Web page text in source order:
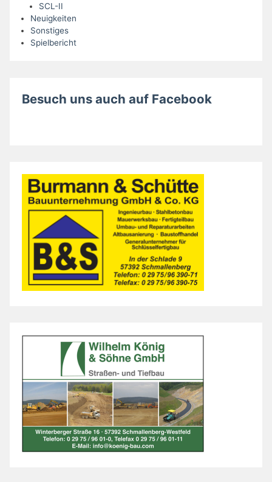
SCL-II
Neuigkeiten
Sonstiges
Spielbericht
Besuch uns auch auf Facebook